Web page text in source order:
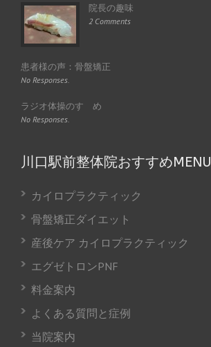
院長の趣味
2 Comments
患者様の声：骨盤矯正
No Responses.
ラジオ体操のすゝめ
No Responses.
川口駅前整体院おすすめMENU
カイロプラクティック
骨盤矯正ダイエット
産後ケア カイロプラクティック
エグゼトロンPNF
料金案内
よくある質問と症例
当院案内